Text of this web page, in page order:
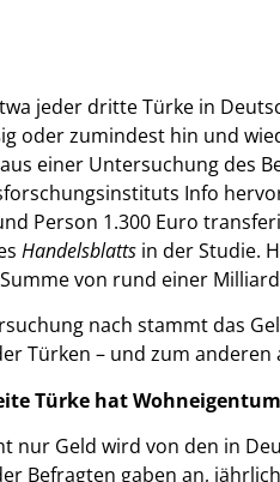
jeder dritte Türke in
oder zumindest hin und
einer Untersuchung des
Info
Person 1.300 Euro
Handelsblatts in der Studie.
von rund einer
nach stammt das
Türken – und zum
Türke hat Wohneigentum
nur Geld wird von den in
Befragten gaben an,